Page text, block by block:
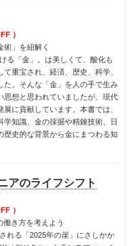
）
術」を紐解く
る「金」。は美しくて、酸化も
重宝され、経済、歴史、科学、
た。そんな「金」を人の手で生み
思想と思われていましたが、現代
に貢献しています。本書では、
学知識、金の採掘や精錬技術、日
歴史的な背景から金にまつわる知
アのライフシフト
）
き方を考えよう
れる「2025年の崖」にさしかか